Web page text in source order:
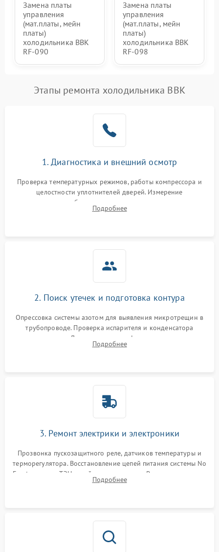
Замена платы
управления
(мат.платы, мейн
платы)
холодильника BBK
RF-090
Замена платы
управления
(мат.платы, мейн
платы)
холодильника BBK
RF-098
Этапы ремонта холодильника BBK
1. Диагностика и внешний осмотр
Проверка температурных режимов, работы компрессора и
целостности уплотнителей дверей. Измерение
сопротивления обмоток мотора, проверка термостата и
считывание кодов ошибок с электронного дисплея.
Подробнее
2. Поиск утечек и подготовка контура
Опрессовка системы азотом для выявления микротрещин в
трубопроводе. Проверка испарителя и конденсатора
течеискателем. Демонтаж старого фильтра-осушителя и
продувка капиллярной трубки для устранения засоров.
Подробнее
3. Ремонт электрики и электроники
Прозвонка пускозащитного реле, датчиков температуры и
терморегулятора. Восстановление цепей питания системы No
Frost, включая ТЭН оттайки и вентилятор. Ремонт или замена
платы управления при сбоях алгоритмов.
Подробнее